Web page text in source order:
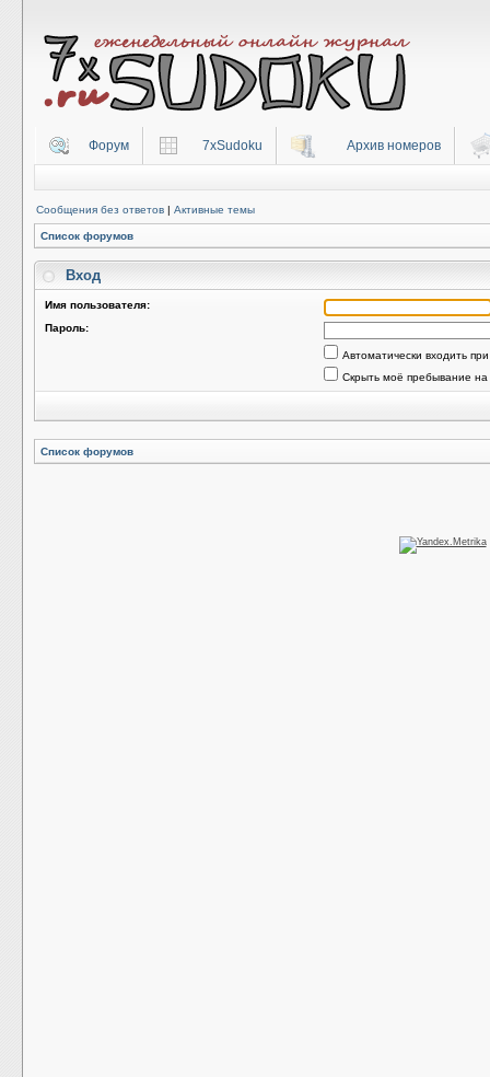
Форум 7xSudoku Архив номеров
Сообщения без ответов | Активные темы
Список форумов
Вход
Имя пользователя:
Пароль:
Автоматически входить
Скрыть моё пребывание
Список форумов